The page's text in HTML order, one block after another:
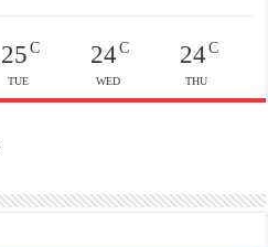
25 C
TUE
24C
WED
24C
THU